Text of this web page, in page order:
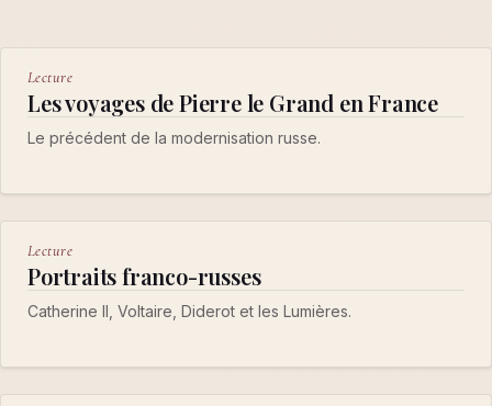
Lecture
Les voyages de Pierre le Grand en France
Le précédent de la modernisation russe.
Lecture
Portraits franco-russes
Catherine II, Voltaire, Diderot et les Lumières.